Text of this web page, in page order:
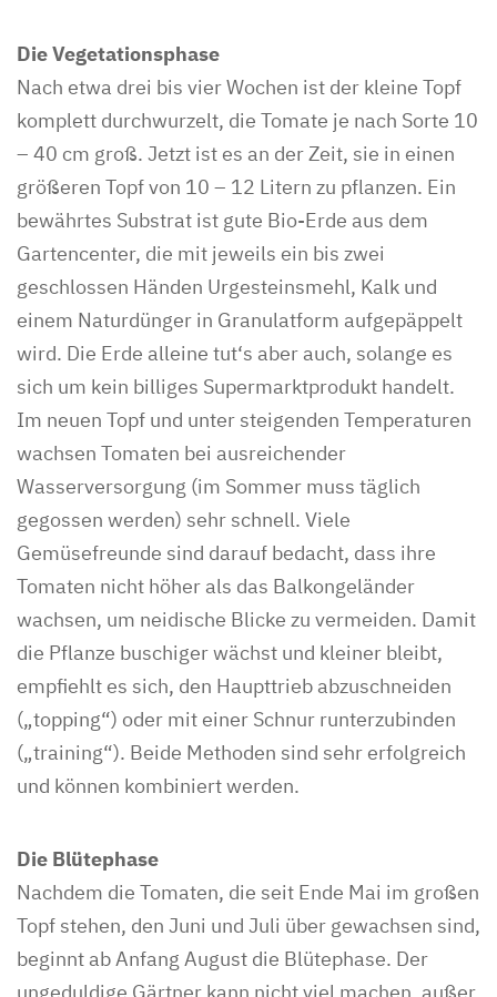
Die Vegetationsphase
Nach etwa drei bis vier Wochen ist der kleine Topf
komplett durchwurzelt, die Tomate je nach Sorte 10
– 40 cm groß. Jetzt ist es an der Zeit, sie in einen
größeren Topf von 10 – 12 Litern zu pflanzen. Ein
bewährtes Substrat ist gute Bio-Erde aus dem
Gartencenter, die mit jeweils ein bis zwei
geschlossen Händen Urgesteinsmehl, Kalk und
einem Naturdünger in Granulatform aufgepäppelt
wird. Die Erde alleine tut‘s aber auch, solange es
sich um kein billiges Supermarktprodukt handelt.
Im neuen Topf und unter steigenden Temperaturen
wachsen Tomaten bei ausreichender
Wasserversorgung (im Sommer muss täglich
gegossen werden) sehr schnell. Viele
Gemüsefreunde sind darauf bedacht, dass ihre
Tomaten nicht höher als das Balkongeländer
wachsen, um neidische Blicke zu vermeiden. Damit
die Pflanze buschiger wächst und kleiner bleibt,
empfiehlt es sich, den Haupttrieb abzuschneiden
(„topping“) oder mit einer Schnur runterzubinden
(„training“). Beide Methoden sind sehr erfolgreich
und können kombiniert werden.
Die Blütephase
Nachdem die Tomaten, die seit Ende Mai im großen
Topf stehen, den Juni und Juli über gewachsen sind,
beginnt ab Anfang August die Blütephase. Der
ungeduldige Gärtner kann nicht viel machen, außer